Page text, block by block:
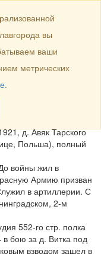
– 80
А.
д. Авяк Тарского
Польша), полный
войны жил в
Армию призван
в артиллерии. С
2-м
552-го стр. полка
в бою за д. Витка под
взводом зашел в
вы
ваши
метрических
.